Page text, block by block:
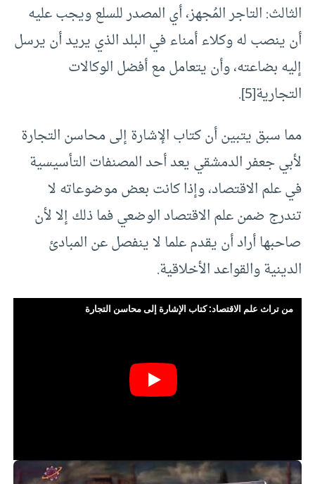
الثالث: التاجر المُجهز، أي المصدر للسلع ويجب عليه
أن ينصب له وكلاء أمناء في البلد الذي يريد أن يرسل
إليه بضاعته، وأن يتعامل مع أفضل الوكالات
التجارية[5].
مما سبق يتبين أن كتاب الإشارة إلى محاسن التجارة
لأبي جعفر الدمشقي يعد أحد المصنفات التأسيسية
في علم الاقتصاد، وإذا كانت بعض موضوعاته لا
تندرج ضمن علم الاقتصاد الوضعي فما ذلك إلا لأن
صاحبها أراد أن يقدم علما لا ينفصل عن المبادئ
الدينية والقواعد الأخلاقية.
من تراث علم الاقتصاد: كتاب الإشارة إلى محاسن التجارة